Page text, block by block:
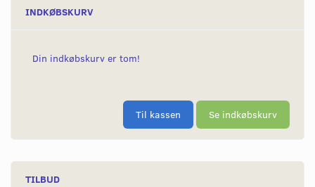
INDKØBSKURV
Din indkøbskurv er tom!
Til kassen Se indkøbskurv
TILBUD